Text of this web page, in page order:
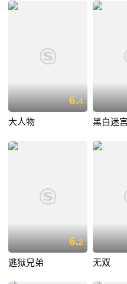
6.4
大人物 黑白迷宫
6.2
逃狱兄弟 无双